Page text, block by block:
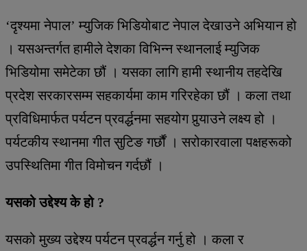
‘दृश्यमा नेपाल’ म्युजिक भिडियोबाट नेपाल देखाउने अभियान हो
। यसअन्तर्गत हामीले देशका विभिन्न स्थानलाई म्युजिक
भिडियोमा समेटेका छौं । यसका लागि हामी स्थानीय तहदेखि
प्रदेश सरकारसम्म सहकार्यमा काम गरिरहेका छौं । कला तथा
प्रविधिमार्फत पर्यटन प्रवर्द्धनमा सहयोग पुर्‍याउने लक्ष्य हो ।
पर्यटकीय स्थानमा गीत सुटिङ गर्छौं । सरोकारवाला पक्षहरूको
उपस्थितिमा गीत विमोचन गर्दछौं ।
यसको उद्देश्य के हो ?
यसको मुख्य उद्देश्य पर्यटन प्रवर्द्धन गर्नु हो । कला र